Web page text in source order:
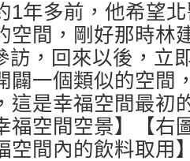
1年多前，他希望
空間，剛好那時林
訪，回來以後，立
闢一個類似的空間
這是幸福空間最初
福空間空景】【右
空間內的飲料取用